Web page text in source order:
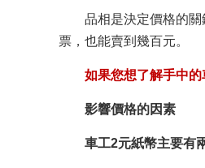
品相是決定價格的關
票，也能賣到幾百元。
如果您想了解手中的
影響價格的因素
車工2元紙幣主要有